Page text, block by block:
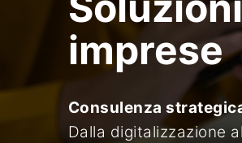
imprese
Consulenza
Dalla digitalizzazione